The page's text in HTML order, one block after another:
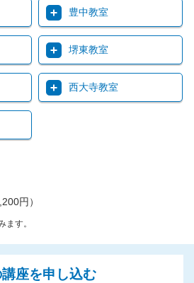
豊中教室
堺東教室
西大寺教室
円）
す。
講座を申し込む